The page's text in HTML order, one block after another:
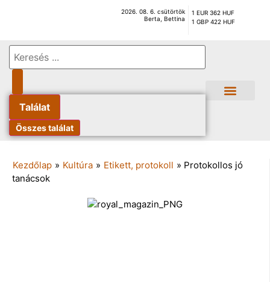
2026. 08. 6. csütörtök
Berta, Bettina
1 EUR 362 HUF
1 GBP 422 HUF
Találat
Összes találat
Kezdőlap » Kultúra » Etikett, protokoll » Protokollos jó
tanácsok